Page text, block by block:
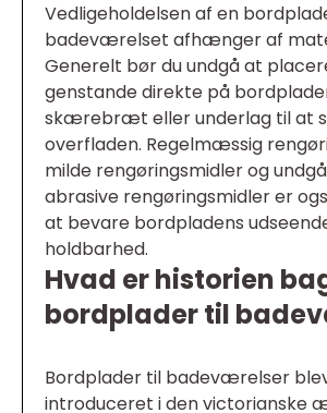
Vedligeholdelsen af en
badeværelset afhænger af
Generelt bør du undgå at
genstande direkte på
skærebræt eller underlag til at
overfladen. Regelmæssig
milde rengøringsmidler og
abrasive rengøringsmidler er
at bevare bordpladens
holdbarhed.
Hvad er historien
bordplader til
Bordplader til badeværelser
introduceret i den victorianske